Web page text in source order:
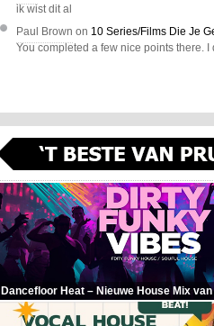
ik wist dit al
Paul Brown on 10 Series/Films Die Je
You completed a few nice points there. I
Dancefloor Heat – Nieuwe House Mix